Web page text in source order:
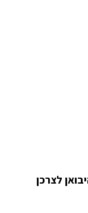
לצרכן